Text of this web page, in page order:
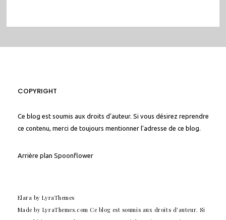
COPYRIGHT
Ce blog est soumis aux droits d'auteur. Si vous désirez reprendre
ce contenu, merci de toujours mentionner l'adresse de ce blog.
Arrière plan Spoonflower
Elara by LyraThemes
Made by LyraThemes.com Ce blog est soumis aux droits d'auteur. Si